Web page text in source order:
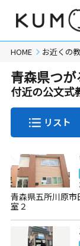
HOME お近くの
青森県つ
付近の公文式
リスト
青森県五所川原
室２